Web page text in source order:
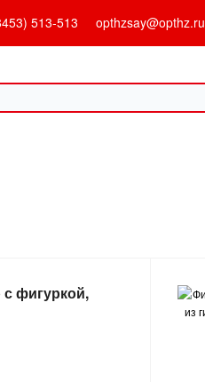
513-513 opthzsay@opthz.ru
фигуркой,